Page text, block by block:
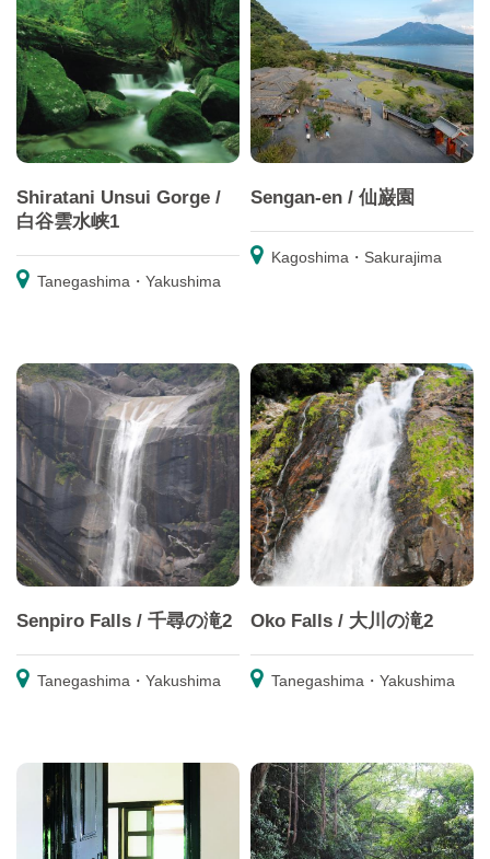
Shiratani Unsui Gorge /
白谷雲水峡1
Tanegashima・Yakushima
Sengan-en / 仙巌園
Kagoshima・Sakurajima
Senpiro Falls / 千尋の滝2
Tanegashima・Yakushima
Oko Falls / 大川の滝2
Tanegashima・Yakushima